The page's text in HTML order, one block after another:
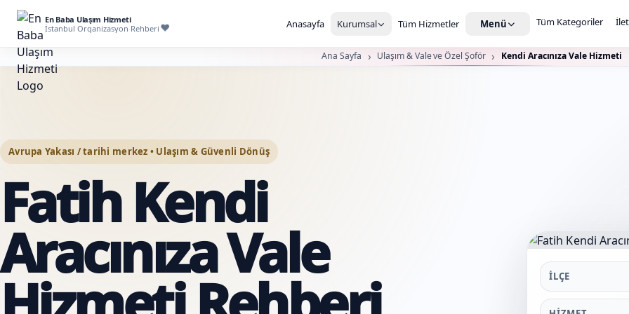
En Baba Ulaşım Hizmeti
İstanbul Organizasyon Rehberi
Anasayfa Kurumsal Tüm Hizmetler Menü Tüm Kategoriler
Ana Sayfa Ulaşım & Vale ve Özel Şoför Kendi Aracınıza Vale Hizmeti
Avrupa Yakası / tarihi merkez • Ulaşım & Güvenli Dönüş
Fatih Kendi
Aracınıza Vale İLÇE